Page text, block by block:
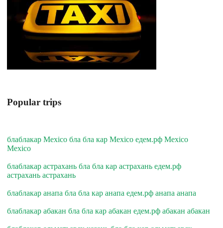
Popular trips
блаблакар Mexico бла бла кар Mexico едем.рф Mexico
Mexico
блаблакар астрахань бла бла кар астрахань едем.рф
астрахань астрахань
блаблакар анапа бла бла кар анапа едем.рф анапа анапа
блаблакар абакан бла бла кар абакан едем.рф абакан абакан